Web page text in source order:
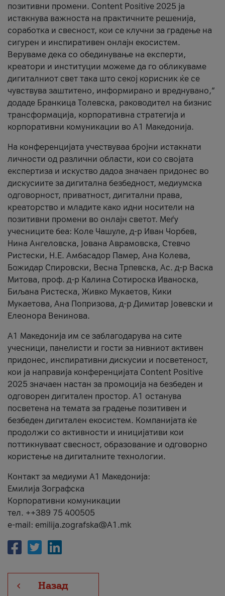
позитивни промени. Content Positive 2025 ја
истакнува важноста на практичните решенија,
соработка и свесност, кои се клучни за градење на
сигурен и инспиративен онлајн екосистем.
Веруваме дека со обединување на експерти,
креатори и институции можеме да го обликуваме
дигиталниот свет така што секој корисник ќе се
чувствува заштитено, информирано и вреднувано,“
додаде Бранкица Толевска, раководител на бизнис
трансформација, корпоративна стратегија и
корпоративни комуникации во А1 Македонија.
На конференцијата учествуваа бројни истакнати
личности од различни области, кои со својата
експертиза и искуство дадоа значаен придонес во
дискусиите за дигитална безбедност, медиумска
одговорност, приватност, дигитални права,
креаторство и младите како идни носители на
позитивни промени во онлајн светот. Меѓу
учесниците беа: Коле Чашуле, д-р Иван Чорбев,
Нина Ангеловска, Јована Аврамовска, Стевчо
Ристески, Н.Е. Амбасадор Памер, Ана Колева,
Божидар Спировски, Весна Трпевска, Ас. д-р Васка
Митова, проф. д-р Калина Сотироска Иваноска,
Биљана Ристеска, Живко Мукаетов, Кики
Мукаетова, Ана Попризова, д-р Димитар Јовевски и
Елеонора Венинова.
А1 Македонија им се заблагодарува на сите
учесници, панелисти и гости за нивниот активен
придонес, инспиративни дискусии и посветеност,
кои ја направија конференцијата Content Positive
2025 значаен настан за промоција на безбеден и
одговорен дигитален простор. А1 останува
посветена на темата за градење позитивен и
безбеден дигитален екосистем. Компанијата ќе
продолжи со активности и иницијативи кои
поттикнуваат свесност, образование и одговорно
користење на дигиталните технологии.
Контакт за медиуми А1 Македонија:
Емилија Зографска
Корпоративни комуникации
тел. ++389 75 400505
e-mail: emilija.zografska@A1.mk
Назад